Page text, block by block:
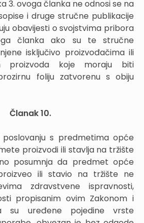
3. ovoga članka ne odnosi se na
i druge stručne publikacije
obavijesti o svojstvima pribora
članka ako su te stručne
isključivo proizvođačima ili
proizvoda koje moraju biti
foliju zatvorenu s obiju
Članak 10.
s predmetima opće
proizvodi ili stavlja na tržište
posumnja da predmet opće
ili stavio na tržište ne
zdravstvene ispravnosti,
propisanim ovim Zakonom i
su uređene pojedine vrste